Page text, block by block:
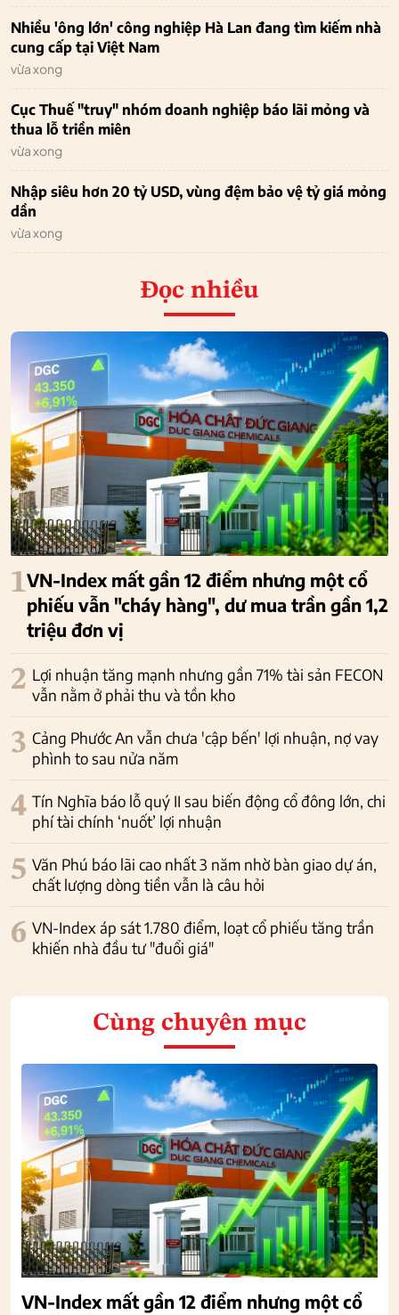
Nhiều 'ông lớn' công nghiệp Hà Lan đang tìm kiếm nhà
cung cấp tại Việt Nam
vừa xong
Cục Thuế "truy" nhóm doanh nghiệp báo lãi mỏng và
thua lỗ triền miên
vừa xong
Nhập siêu hơn 20 tỷ USD, vùng đệm bảo vệ tỷ giá mỏng
dần
vừa xong
Đọc nhiều
1VN-Index mất gần 12 điểm nhưng một cổ
phiếu vẫn "cháy hàng", dư mua trần gần 1,2
triệu đơn vị
2 Lợi nhuận tăng mạnh nhưng gần 71% tài sản FECON
vẫn nằm ở phải thu và tồn kho
3 Cảng Phước An vẫn chưa 'cập bến' lợi nhuận, nợ vay
phình to sau nửa năm
4 Tín Nghĩa báo lỗ quý II sau biến động cổ đông lớn, chi
phí tài chính ‘nuốt’ lợi nhuận
5 Văn Phú báo lãi cao nhất 3 năm nhờ bàn giao dự án,
chất lượng dòng tiền vẫn là câu hỏi
6 VN-Index áp sát 1.780 điểm, loạt cổ phiếu tăng trần
khiến nhà đầu tư "đuổi giá"
Cùng chuyên mục
VN-Index mất gần 12 điểm nhưng một cổ